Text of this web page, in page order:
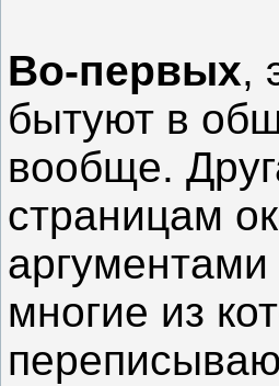
Во-первых,
бытуют в
вообще.
страницам
многие из